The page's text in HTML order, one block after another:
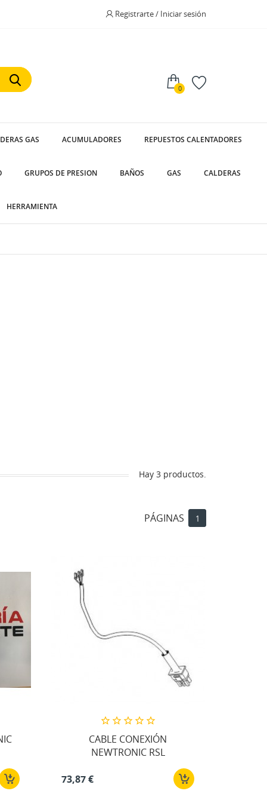
Registrarte / Iniciar sesión
0
GAS ACUMULADORES REPUESTOS CALENTADORES
GRUPOS DE PRESION BAÑOS GAS CALDERAS
HERRAMIENTA
Hay 3 productos.
PÁGINAS 1
CABLE CONEXIÓN
NEWTRONIC RSL
73,87 €